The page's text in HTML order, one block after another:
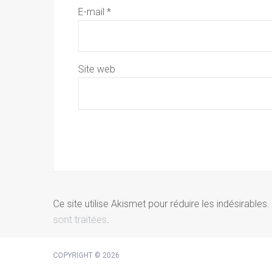
E-mail *
Site web
Ce site utilise Akismet pour réduire les indésirables.
sont traitées.
COPYRIGHT © 2026